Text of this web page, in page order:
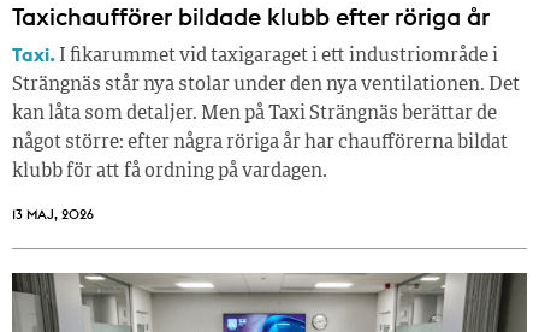
Taxichaufförer bildade klubb efter röriga år
Taxi. I fikarummet vid taxigaraget i ett industriområde i
Strängnäs står nya stolar under den nya ventilationen. Det
kan låta som detaljer. Men på Taxi Strängnäs berättar de
något större: efter några röriga år har chaufförerna bildat
klubb för att få ordning på vardagen.
13 MAJ, 2026